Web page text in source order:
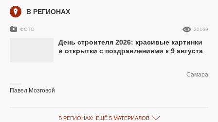
В РЕГИОНАХ
День строителя 2026: красивые картинки
и открытки с поздравлениями к 9 августа
ФОТО 20169
Самара
Павел Мозговой
В РЕГИОНАХ: ЕЩЁ 5 МАТЕРИАЛОВ